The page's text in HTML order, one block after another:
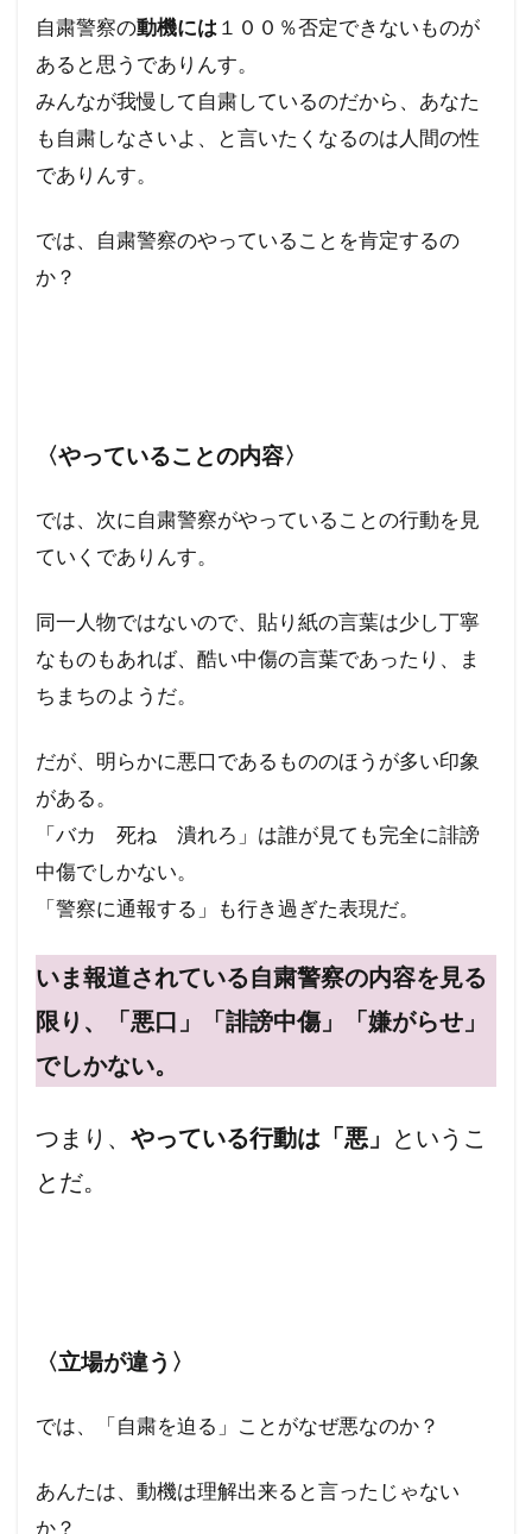
自粛警察の動機には １００％否定できないものが
あると思うでありんす。
みんなが我慢して自粛しているのだから、あなた
も自粛しなさいよ、と言いたくなるのは人間の性
でありんす。
では、自粛警察のやっていることを肯定するの
か？
〈やっていることの内容〉
では、次に自粛警察がやっていることの行動を見
ていくでありんす。
同一人物ではないので、貼り紙の言葉は少し丁寧
なものもあれば、酷い中傷の言葉であったり、ま
ちまちのようだ。
だが、明らかに悪口であるもののほうが多い印象
がある。
「バカ 死ね 潰れろ」は誰が見ても完全に誹謗
中傷でしかない。
「警察に通報する」も行き過ぎた表現だ。
いま報道されている自粛警察の内容を見る
限り、「悪口」「誹謗中傷」「嫌がらせ」
でしかない。
つまり、 やっている行動は「悪」 というこ
とだ。
〈立場が違う〉
では、「自粛を迫る」ことがなぜ悪なのか？
あんたは、動機は理解出来ると言ったじゃない
か？